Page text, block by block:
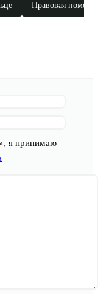
Правовая
я принимаю